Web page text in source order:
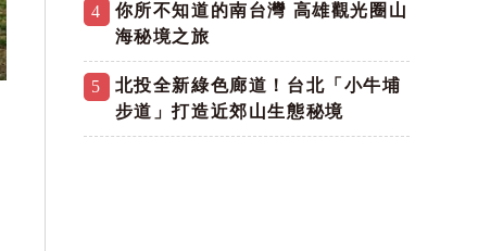
4
你所不知道的南台灣 高雄觀光圈山
海秘境之旅
5
北投全新綠色廊道！台北「小牛埔
步道」打造近郊山生態秘境